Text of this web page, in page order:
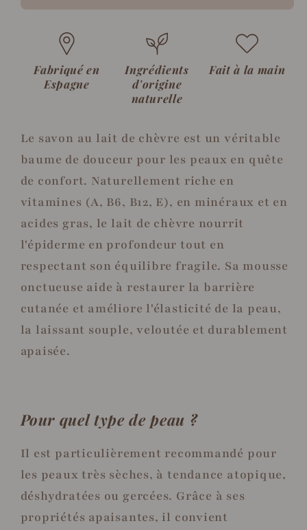
Fabriqué en
Espagne
Ingrédients
d'origine
naturelle
Fait à la main
Le savon au lait de chèvre est un véritable
baume de douceur pour les peaux en quête
de confort. Naturellement riche en
vitamines (A, B6, B12, E), en minéraux et en
acides gras, le lait de chèvre nourrit
l'épiderme en profondeur tout en
respectant son équilibre fragile. Sa mousse
onctueuse aide à restaurer la barrière
cutanée et améliore l'élasticité de la peau,
la laissant souple, veloutée et durablement
apaisée.
Pour quel type de peau ?
Il est particulièrement recommandé pour
les peaux très sèches, à tendance atopique,
déshydratées ou gercées. Grâce à ses
propriétés apaisantes, il convient